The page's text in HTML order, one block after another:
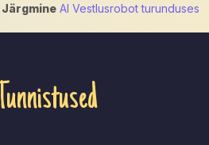
Järgmine AI Vestlusrobot turunduses
Tunnistused